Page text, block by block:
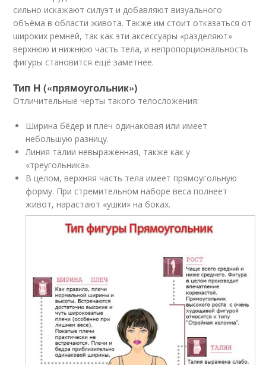
сильно искажают силуэт и добавляют визуального
объёма в области живота. Также им стоит отказаться от
широких ремней, так как эти аксессуары «разделяют»
верхнюю и нижнюю часть тела, и непропорциональность
фигуры становится ещё заметнее.
Тип Н («прямоугольник»)
Отличительные черты такого телосложения:
Ширина бёдер и плеч одинаковая или имеет
небольшую разницу.
Линия талии невыраженная, также как у
«треугольника».
В целом, верхняя часть тела имеет прямоугольную
форму. При стремительном наборе веса полнеет
живот, нарастают «ушки» на боках.